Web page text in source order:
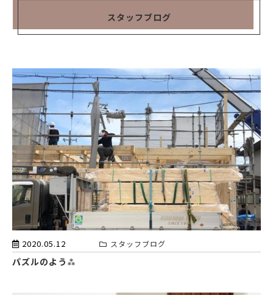
スタッフブログ
2020.05.12 スタッフブログ
パズルのよう⁂